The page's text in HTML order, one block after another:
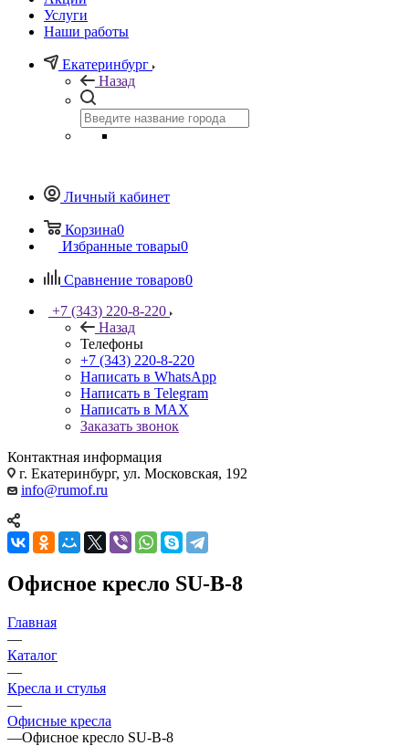
Услуги
Наши работы
Екатеринбург
Назад
Личный кабинет
Корзина0
Избранные товары0
Сравнение товаров0
+7 (343) 220-8-220
Назад
Телефоны
+7 (343) 220-8-220
Написать в WhatsApp
Написать в Telegram
Написать в MAX
Заказать звонок
Контактная информация
г. Екатеринбург, ул. Московская, 192
info@rumof.ru
Офисное кресло SU-B-8
Главная
—
Каталог
—
Кресла и стулья
—
Офисные кресла
—Офисное кресло SU-B-8